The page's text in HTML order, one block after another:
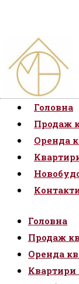
Головна
Продаж
Оренда
Головна
Продаж
Оренда
Квартири